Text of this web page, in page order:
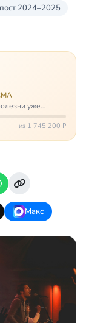
2024–2025
уже
из 1 745 200 ₽
Макс